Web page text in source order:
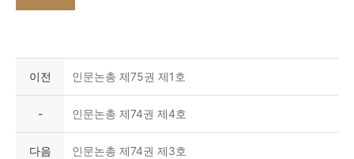
이전 인문논총 제75권 제1호
- 인문논총 제74권 제4호
다음 인문논총 제74권 제3호